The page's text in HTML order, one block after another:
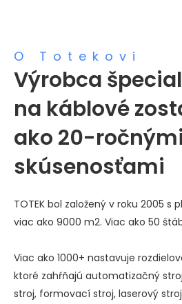
O Totekovi
Výrobca
na káblové
ako 20-ročnými
skúsenosťami
TOTEK bol založený v roku 2005 s
viac ako 9000 m2. Viac ako 50
Viac ako 1000+ nastavuje
ktoré zahŕňajú automatizačný
stroj, formovací stroj, laserový